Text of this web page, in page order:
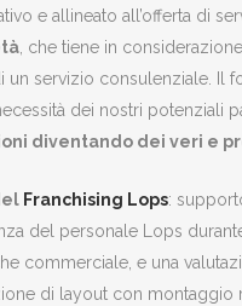
e allineato all’offerta di
, che tiene in
un servizio consulenziale. Il
dei nostri potenziali
diventando dei veri e
Franchising Lops:
del personale Lops
commerciale, e una
di layout con